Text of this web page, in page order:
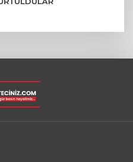
YANGINI BİNAYA
SÖNDÜRÜLDÜ